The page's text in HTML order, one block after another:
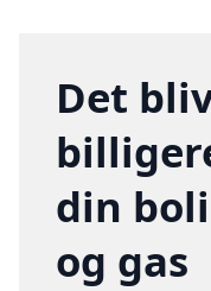
Det
din
og gas